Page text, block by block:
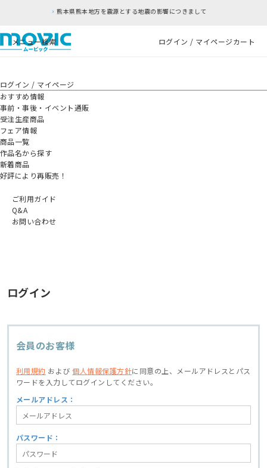
熊本県熊本地方を震源とする地震の影響につきまして
メニュー検索 ログイン / マイページカート
ログイン / マイページ
おすすめ情報
事前・事後・イベント通販
受注生産商品
フェア情報
商品一覧
作品名から探す
新着商品
好評により再販売！
ご利用ガイド
Q&A
お問い合わせ
ログイン
会員のお客様
利用規約 および個人情報保護方針に同意の上、
メールアドレスとパス
ワードを入力してログインしてください。
メールアドレス：
パスワード：